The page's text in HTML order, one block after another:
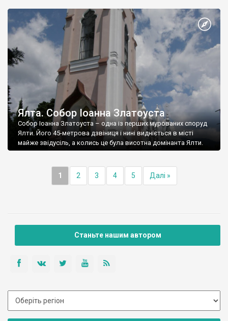
Ялта. Собор Іоанна Златоуста
Собор Іоанна Златоуста – одна із перших мурованих споруд
Ялти. Його 45-метрова дзвіниця і нині видніється в місті
майже звідусіль, а колись це була висотна домінанта Ялти.
1 2 3 4 5 Далі »
Станьте нашим автором